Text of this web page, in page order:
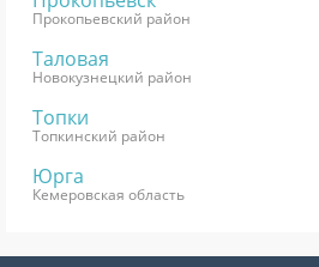
Прокопьевский район
Таловая
Новокузнецкий район
Топки
Топкинский район
Юрга
Кемеровская область